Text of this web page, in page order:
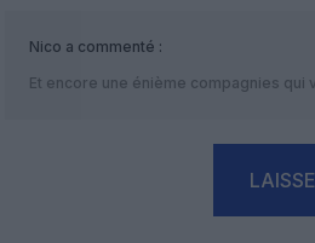
Nico a commenté :
Et encore une énième compagnies qui